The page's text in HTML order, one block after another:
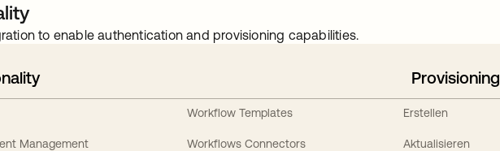
to enable authentication and provisioning capabilities.
Management
Workflow Templates
Workflows Connectors
Provisioning
Erstellen
Aktualisieren